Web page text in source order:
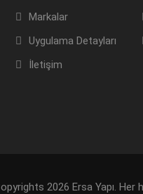
Markalar
Uygulama Detayları
İletişim
2026 Ersa Yapı. Her